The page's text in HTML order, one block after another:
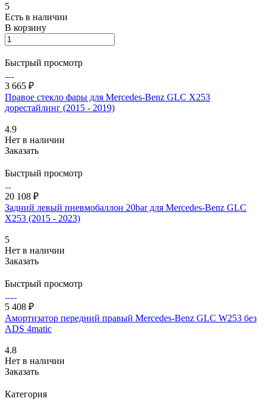
5
Есть в наличии
В корзину
Быстрый просмотр
3 665 ₽
Правое стекло фары для Mercedes-Benz GLC X253
дорестайлинг (2015 - 2019)
4.9
Нет в наличии
Заказать
Быстрый просмотр
20 108 ₽
Задний левый пневмобаллон 20bar для Mercedes-Benz GLC
X253 (2015 - 2023)
5
Нет в наличии
Заказать
Быстрый просмотр
5 408 ₽
Амортизатор передний правый Mercedes-Benz GLC W253 без
ADS 4matic
4.8
Нет в наличии
Заказать
Категория